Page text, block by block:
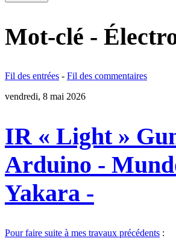
Mot-clé -
Fil des entrées - Fil des commentaires
vendredi, 8 mai 2026
IR « Light »
Arduino -
Yakara -
Pour faire suite à mes travaux précédents :